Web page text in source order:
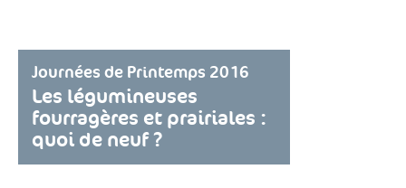
Journées de Printemps 2016
Les légumineuses
fourragères et prairiales :
quoi de neuf ?